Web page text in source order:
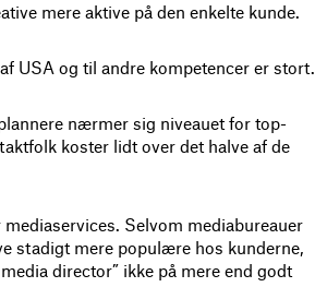
mere aktive på den enkelte kunde.
USA og til andre kompetencer er stort.
nærmer sig niveauet for top-
koster lidt over det halve af de
Selvom mediabureauer
stadigt mere populære hos kunderne,
director” ikke på mere end godt